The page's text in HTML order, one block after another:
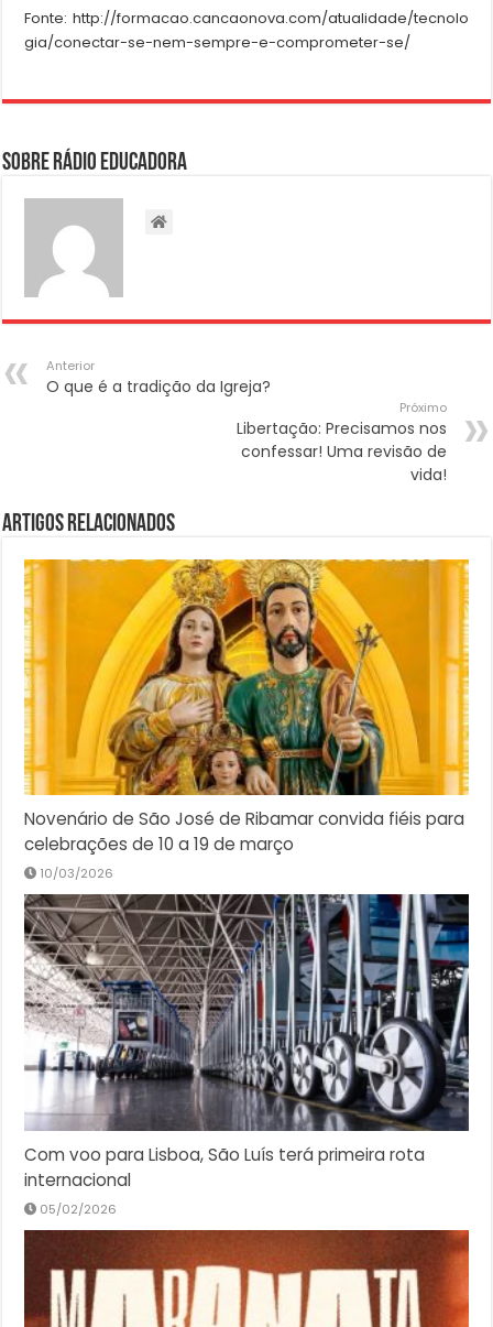
Fonte: http://formacao.cancaonova.com/atualidade/tecnolo
gia/conectar-se-nem-sempre-e-comprometer-se/
Sobre Rádio Educadora
Anterior
O que é a tradição da Igreja?
Próximo
Libertação: Precisamos nos
confessar! Uma revisão de
vida!
Artigos Relacionados
Novenário de São José de Ribamar convida fiéis para
celebrações de 10 a 19 de março
10/03/2026
Com voo para Lisboa, São Luís terá primeira rota
internacional
05/02/2026